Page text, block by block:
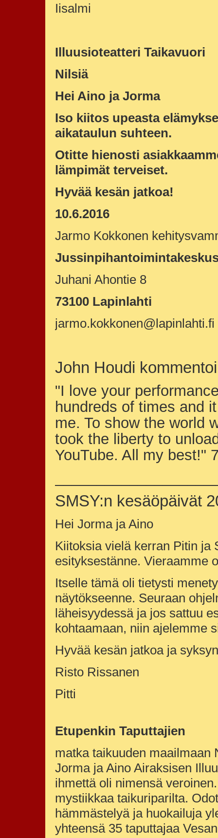
Iisalmi
Illuusioteatteri Taikavuori
Nilsiä
Hei Aino ja Jorma
Iso kiitos upeasta
aikataulun suhteen.
Otitte hienosti
lämpimät terveiset.
Hyvää kesän jatkoa!
10.6.2016
Jarmo Kokkonen
Juhani Ahontie 8
73100 Lapinlahti
jarmo.kokkonen@lapinlahti.fi
John Houdi
"I love your
hundreds of times and
me. To show the world
took the liberty to
YouTube. All my best!"
SMSY:n kesäöpäivät
Hei Jorma ja Aino
Kiitoksia vielä kerran Pitin ja
esityksestänne. Vieraamme
Itselle tämä oli tietysti
näytökseenne. Seuraan
läheisyydessä ja jos sattuu
kohtaamaan, niin ajelemme
Hyvää kesän jatkoa ja
Risto Rissanen
Pitti
Etupenkin Taputtajien
matka taikuuden maailmaan
Jorma ja Aino Airaksisen
ihmettä oli nimensä
mystiikkaa taikuriparilta.
hämmästelyä ja huokailuja
yhteensä 35 taputtajaa